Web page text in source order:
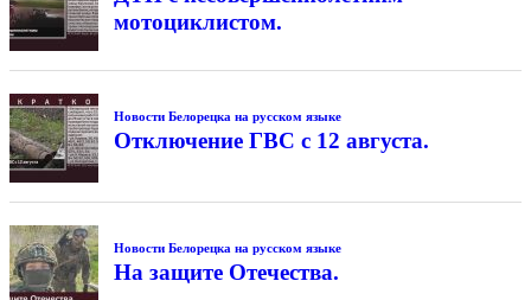
мотоциклистом.
Новости Белорецка на русском языке
Отключение ГВС с 12 августа.
Новости Белорецка на русском языке
На защите Отечества.